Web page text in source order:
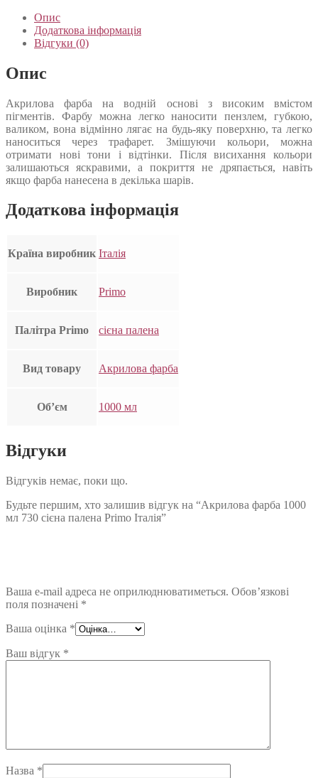
Опис
Додаткова інформація
Відгуки (0)
Опис
Акрилова фарба на водній основі з високим вмістом
пігментів. Фарбу можна легко наносити пензлем, губкою,
валиком, вона відмінно лягає на будь-яку поверхню, та легко
наноситься через трафарет. Змішуючи кольори, можна
отримати нові тони і відтінки. Після висихання кольори
залишаються яскравими, а покриття не дряпається, навіть
якщо фарба нанесена в декілька шарів.
Додаткова інформація
Країна виробник Італія
Виробник Primo
Палітра Primo сієна палена
Вид товару Акрилова фарба
Об’єм 1000 мл
Відгуки
Відгуків немає, поки що.
Будьте першим, хто залишив відгук на “Акрилова фарба 1000
мл 730 сієна палена Primo Італія”
Ваша e-mail адреса не оприлюднюватиметься. Обов’язкові
поля позначені *
Ваша оцінка *
Ваш відгук *
Назва *